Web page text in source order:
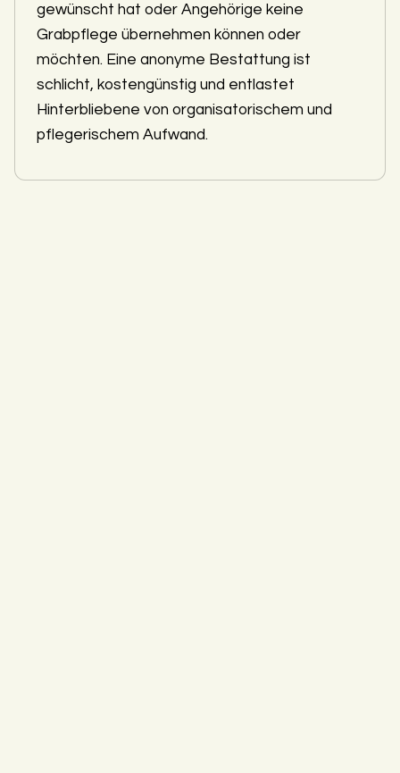
gewünscht hat oder Angehörige keine
Grabpflege übernehmen können oder
möchten. Eine anonyme Bestattung ist
schlicht, kostengünstig und entlastet
Hinterbliebene von organisatorischem und
pflegerischem Aufwand.